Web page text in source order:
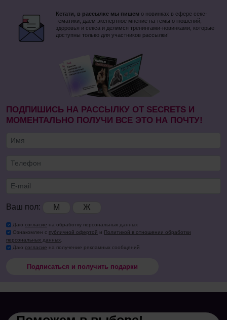
Кстати, в рассылке мы пишем о новинках в сфере секс-
тематики, даем экспертное мнение на темы отношений,
здоровья и секса и делимся тренингами-новинками, которые
доступны только для участников рассылки!
ПОДПИШИСЬ НА РАССЫЛКУ ОТ SECRETS И
МОМЕНТАЛЬНО ПОЛУЧИ ВСЕ ЭТО НА ПОЧТУ!
Ваш пол: М Ж
Даю согласие на обработку персональных данных
Ознакомлен с публичной офертой и Политикой в отношении обработки
персональных данных.
Даю согласие на получение рекламных сообщений
Подписаться и получить подарки